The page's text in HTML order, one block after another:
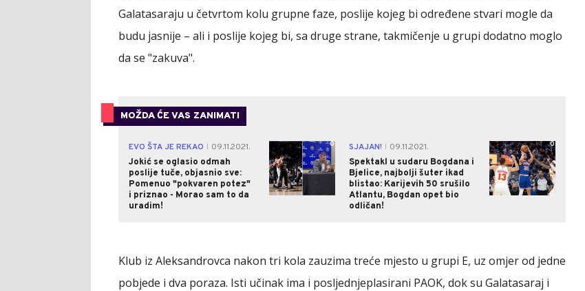
Galatasaraju u četvrtom kolu grupne faze, poslije kojeg bi određene stvari mogle da
budu jasnije – ali i poslije kojeg bi, sa druge strane, takmičenje u grupi dodatno moglo
da se "zakuva".
MOŽDA ĆE VAS ZANIMATI
EVO ŠTA JE REKAO
09.11.2021.
Jokić se oglasio odmah
poslije tuče, objasnio sve:
Pomenuo "pokvaren potez"
i priznao - Morao sam to da
uradim!
0 SJAJAN!
09.11.2021.
Spektakl u sudaru Bogdana i
Bjelice, najbolji šuter ikad
blistao: Karijevih 50 srušilo
Atlantu, Bogdan opet bio
odličan!
0
Klub iz Aleksandrovca nakon tri kola zauzima treće mjesto u grupi E, uz omjer od jedne
pobjede i dva poraza. Isti učinak ima i posljednjeplasirani PAOK, dok su Galatasaraj i